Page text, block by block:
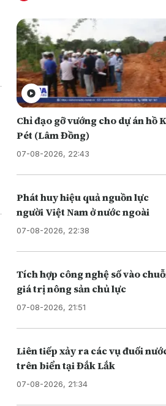
Chỉ đạo gỡ vướng cho dự án hồ
Pét (Lâm Đồng)
07-08-2026, 22:43
Phát huy hiệu quả nguồn lực
người Việt Nam ở nước ngoài
07-08-2026, 22:38
Tích hợp công nghệ số vào
giá trị nông sản chủ lực
07-08-2026, 21:51
Liên tiếp xảy ra các vụ đuối
trên biển tại Đắk Lắk
07-08-2026, 21:34